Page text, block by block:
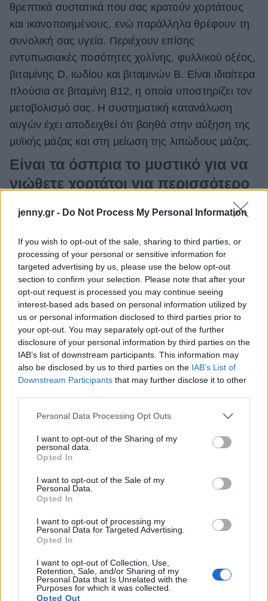
jenny.gr - Do Not Process My Personal Information
If you wish to opt-out of the sale, sharing to third parties, or
processing of your personal or sensitive information for
targeted advertising by us, please use the below opt-out
section to confirm your selection. Please note that after your
opt-out request is processed you may continue seeing
interest-based ads based on personal information utilized by
us or personal information disclosed to third parties prior to
your opt-out. You may separately opt-out of the further
disclosure of your personal information by third parties on the
IAB’s list of downstream participants. This information may
also be disclosed by us to third parties on the IAB’s List of
Downstream Participants that may further disclose it to other
Please note that this website/app uses one or more Google
not limited to your visit or usage behaviour. You may click to
grant or deny consent to Google and its third-party tags to
use your data for below specified purposes in below Google
consent section.
Personal Data Processing Opt Outs
I want to opt-out of the Sharing of my
personal data.
Opted In
I want to opt-out of the Sale of my
Personal Data.
Opted In
I want to opt-out of processing my
Personal Data for Targeted Advertising.
Opted In
I want to opt-out of Collection, Use,
Retention, Sale, and/or Sharing of my
Personal Data that Is Unrelated with the
Purposes for which it was collected.
Opted Out
θρεπτικά συστατικά που σας κρατούν χορτάτους
και ικανοποιημένους, ενώ παράλληλα θρέφουν τη
συνολική σας υγεία. Περιέχουν επίσης
εντυπωσιακές ποσότητες χολίνης, φυλλικού οξέος,
βιταμίνης D, ιωδίου και βιταμινών Β. Είναι ιδιαίτερα
πλούσια σε βιταμίνη Β12, η ​​οποία υποστηρίζει τον
μεταβολισμό σας. Η συστηματική κατανάλωση
αυγών έχει αποδειχθεί ότι βοηθά στην αύξηση της
μυϊκής μάζας και στη μείωση της λιπώδους μάζας.
Είναι τα όσπρια το μυστικό για να
νιώθετε χορτάτοι για περισσότερο
βάρους λόγω της περιεκτικότητάς τους σε
πρωτεΐνες και φυτικές ίνες. Οι φυτικές ίνες σας
βοηθούν να αισθάνεστε χορτάτοι, ενώ συμβάλουν
στη ρύθμιση των επιπέδων σακχάρου στο αίμα.
Αυτό μπορεί να βοηθήσει στη μείωση της
υπερφαγίας μεταξύ των γευμάτων. Τα όσπρια
θεωρούνται επίσης τροφές με χαμηλό γλυκαιμικό
δείκτη (ΓΔ) . Αυτό σημαίνει ότι χωνεύονται και
απορροφώνται αργά και δεν προκαλούν απότομες
έχουν υψηλή περιεκτικότητα σε θρεπτικά συστατικά
για την ποσότητα των θερμίδων που έχουν.
Πώς βοηθάει το στήθος
κοτόπουλου στη διαχείριση
βάρους
Το στήθος κοτόπουλου είναι μια άπαχη πρωτεΐνη ,
με μια μερίδα 113 γραμμαρίων να παρέχει 26
γραμμάρια πρωτεΐνης και μόλις 120 θερμίδες.
Σύμφωνα με αποτελέσματα που βασίζονται σε
στοιχεία, η κατανάλωση περισσότερης πρωτεΐνης